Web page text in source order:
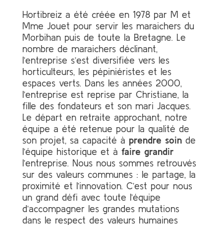
Hortibreiz a été créée en 1978 par M et
Mme Jouet pour servir les maraichers du
Morbihan puis de toute la Bretagne. Le
nombre de maraichers déclinant,
l’entreprise s’est diversifiée vers les
horticulteurs, les pépiniéristes et les
espaces verts. Dans les années 2000,
l’entreprise est reprise par Christiane, la
fille des fondateurs et son mari Jacques.
Le départ en retraite approchant, notre
équipe a été retenue pour la qualité de
son projet, sa capacité à prendre soinde
l’équipe historique et à faire grandir
l’entreprise. Nous nous sommes retrouvés
sur des valeurs communes : le partage, la
proximité et l’innovation. C’est pour nous
un grand défi avec toute l’équipe
d’accompagner les grandes mutations
dans le respect des valeurs humaines